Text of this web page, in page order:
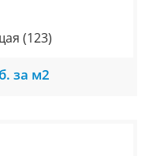
(123)
за м2